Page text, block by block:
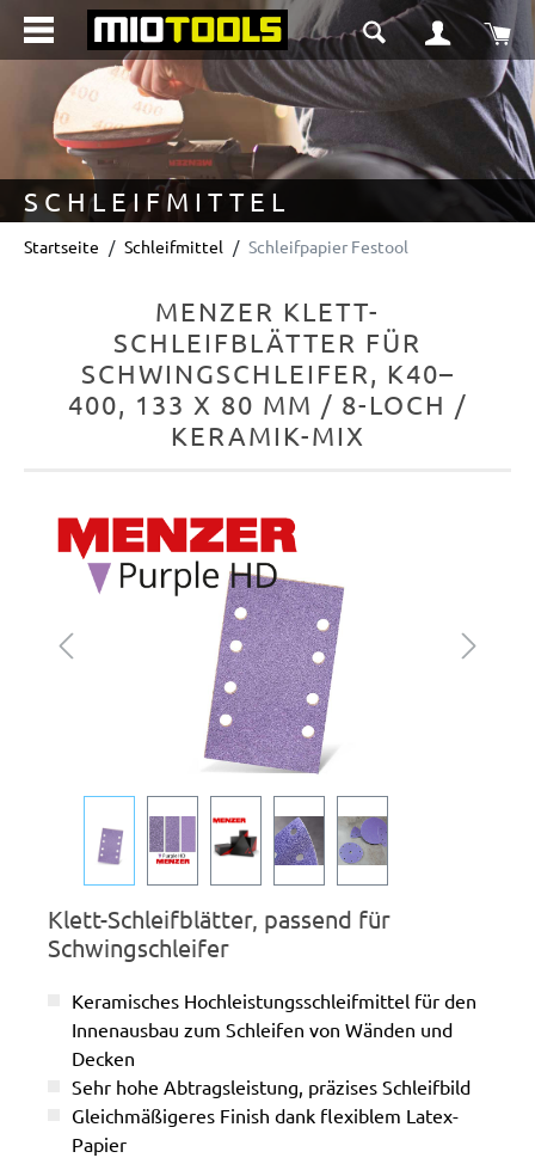
springen
SCHLEIFMITTEL
Startseite Schleifmittel Schleifpapier Festool
MENZER KLETT-
SCHLEIFBLÄTTER FÜR
SCHWINGSCHLEIFER, K40–
400, 133 X 80 MM / 8-LOCH /
KERAMIK-MIX
Bildergalerie überspringen
Klett-Schleifblätter, passend für
Schwingschleifer
Keramisches Hochleistungsschleifmittel für den
Innenausbau zum Schleifen von Wänden und
Decken
Sehr hohe Abtragsleistung, präzises Schleifbild
Gleichmäßigeres Finish dank flexiblem Latex-
Papier